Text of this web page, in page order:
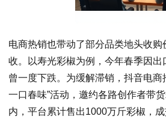
电商热销也带动了部分品类地头收
收。以寿光彩椒为例，今年春季因出
曾一度下跌。为缓解滞销，抖音电商
一口春味”活动，邀约各路创作者带
内，平台累计售出1000万斤彩椒，成